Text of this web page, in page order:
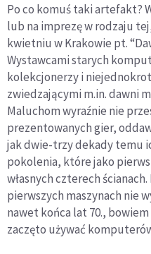
Po co komuś taki artefakt?
lub na imprezę w rodzaju
kwietniu w Krakowie pt.
Wystawcami starych
kolekcjonerzy i
zwiedzającymi m.in. dawni
Maluchom wyraźnie nie
prezentowanych gier,
jak dwie-trzy dekady temu
pokolenia, które jako
własnych czterech
pierwszych maszynach nie
nawet końca lat 70.,
zaczęto używać